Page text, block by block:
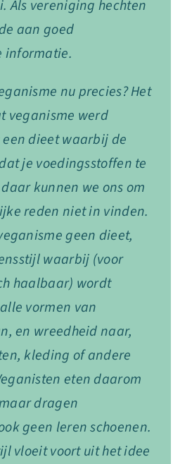
Als vereniging hechten
aan goed
informatie.
nu precies? Het
veganisme werd
dieet waarbij de
je voedingsstoffen te
kunnen we ons om
reden niet in vinden.
geen dieet,
waarbij (voor
haalbaar) wordt
vormen van
en wreedheid naar,
kleding of andere
eten daarom
dragen
geen leren schoenen.
vloeit voort uit het idee